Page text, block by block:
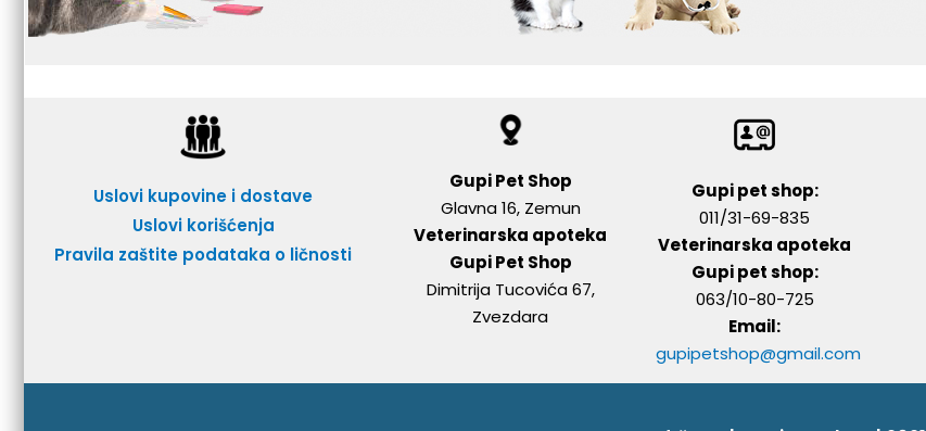
Uslovi kupovine i dostave
Uslovi korišćenja
Pravila zaštite podataka o ličnosti
Gupi Pet Shop
Glavna 16, Zemun
Veterinarska apoteka
Gupi Pet Shop
Dimitrija Tucovića 67,
Zvezdara
Gupi pet shop:
011/31-69-835
Veterinarska apoteka
Gupi pet shop:
063/10-80-725
Email:
gupipetshop@gmail.com